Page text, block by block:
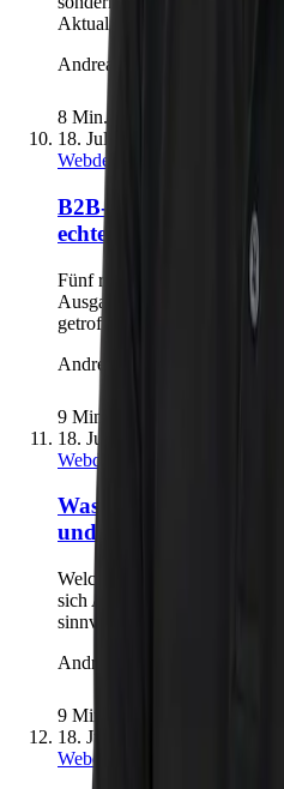
Aktualisierung und einen
Andreas Richling
8 Min.
18. Juli 2026
Webdesign & Conversion
B2B-Webdesign aus
echte Projekte
Fünf reale Website-Projekte
Ausgangslage wir
getroffen und was
Andreas Richling
9 Min.
18. Juli 2026
Webdesign & Conversion
Was kostet eine
und Nürnberg?
Welche Leistungen
sich Angebote von
sinnvoll vergleichen lassen.
Andreas Richling
9 Min.
18. Juli 2026
Webdesign & Conversion